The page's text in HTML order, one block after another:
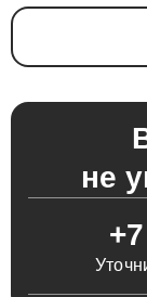
не